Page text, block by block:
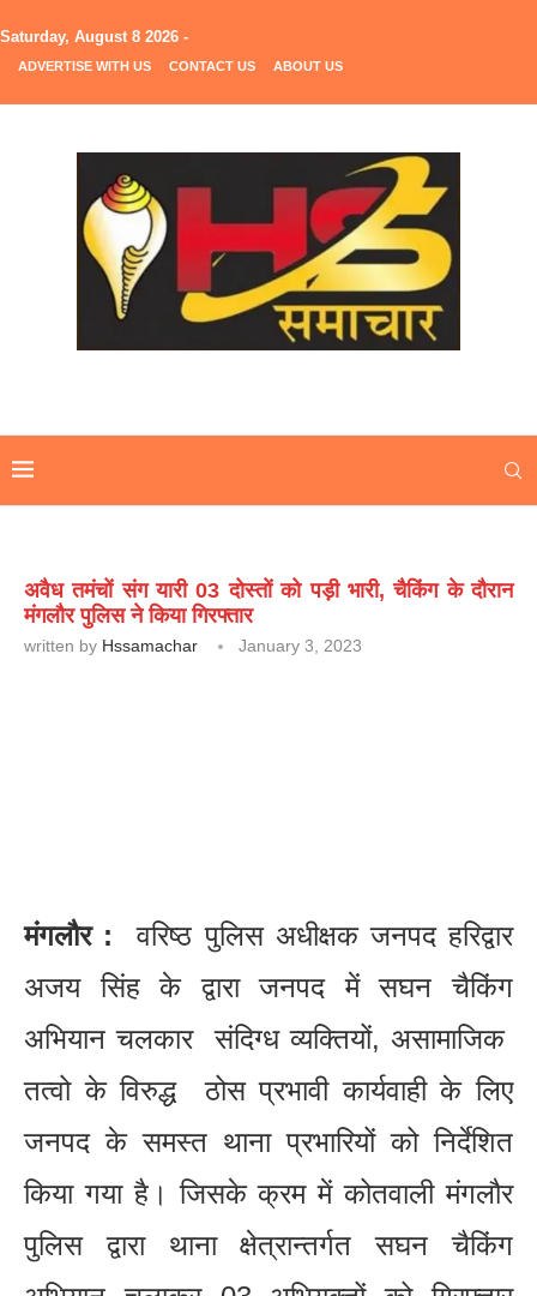
Saturday, August 8 2026 -
ADVERTISE WITH US CONTACT US ABOUT US
अवैध तमंचों संग यारी 03 दोस्तों को पड़ी भारी, चैकिंग के दौरान
मंगलौर पुलिस ने किया गिरफ्तार
written by Hssamachar January 3, 2023
मंगलौर : वरिष्ठ पुलिस अधीक्षक जनपद हरिद्वार
अजय सिंह के द्वारा जनपद में सघन चैकिंग
अभियान चलकार संदिग्ध व्यक्तियों, असामाजिक
तत्वो के विरुद्ध ठोस प्रभावी कार्यवाही के लिए
जनपद के समस्त थाना प्रभारियों को निर्देशित
किया गया है। जिसके क्रम में कोतवाली मंगलौर
पुलिस द्वारा थाना क्षेत्रान्तर्गत सघन चैकिंग